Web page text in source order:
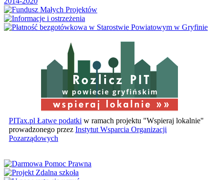
w powiecie gryfińskim
PITax.pl Łatwe podatki w ramach projektu "Wspieraj lokalnie"
prowadzonego przez Instytut Wsparcia Organizacji
Pozarządowych